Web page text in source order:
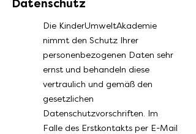
Datenschutz
Die KinderUmweltAkademie
nimmt den Schutz Ihrer
personenbezogenen Daten sehr
ernst und behandeln diese
vertraulich und gemäß den
gesetzlichen
Datenschutzvorschriften. Im
Falle des Erstkontakts per E-Mail